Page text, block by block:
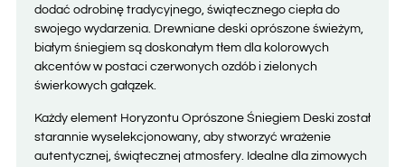
dodać odrobinę tradycyjnego, świątecznego ciepła do
swojego wydarzenia. Drewniane deski oprószone świeżym,
białym śniegiem są doskonałym tłem dla kolorowych
akcentów w postaci czerwonych ozdób i zielonych
świerkowych gałązek.
Każdy element Horyzontu Oprószone Śniegiem Deski został
starannie wyselekcjonowany, aby stworzyć wrażenie
autentycznej, świątecznej atmosfery. Idealne dla zimowych